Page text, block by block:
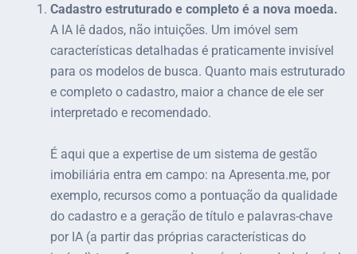
Cadastro estruturado e completo é a nova moeda.
A IA lê dados, não intuições. Um imóvel sem
características detalhadas é praticamente invisível
para os modelos de busca. Quanto mais estruturado
e completo o cadastro, maior a chance de ele ser
interpretado e recomendado.
É aqui que a expertise de um sistema de gestão
imobiliária entra em campo: na Apresenta.me, por
exemplo, recursos como a pontuação da qualidade
do cadastro e a geração de título e palavras-chave
por IA (a partir das próprias características do